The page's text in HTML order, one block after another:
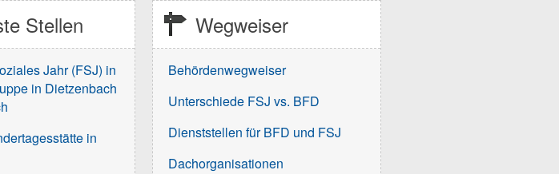
Stellen
Jahr (FSJ) in
in Dietzenbach
in
Wegweiser
Behördenwegweiser
Unterschiede FSJ vs. BFD
Dienststellen für BFD und FSJ
Dachorganisationen